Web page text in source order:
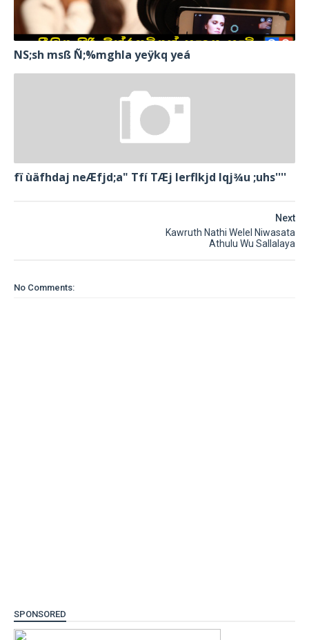
NS;sh msß Ñ;%mghla yeÿkq yeá
fï ùäfhdaj neÆfjd;a" Tfí TÆj lerflkjd Iqj¾u ;uhs''''
Next
Kawruth Nathi Welel Niwasata
Athulu Wu Sallalaya
No Comments:
SPONSORED